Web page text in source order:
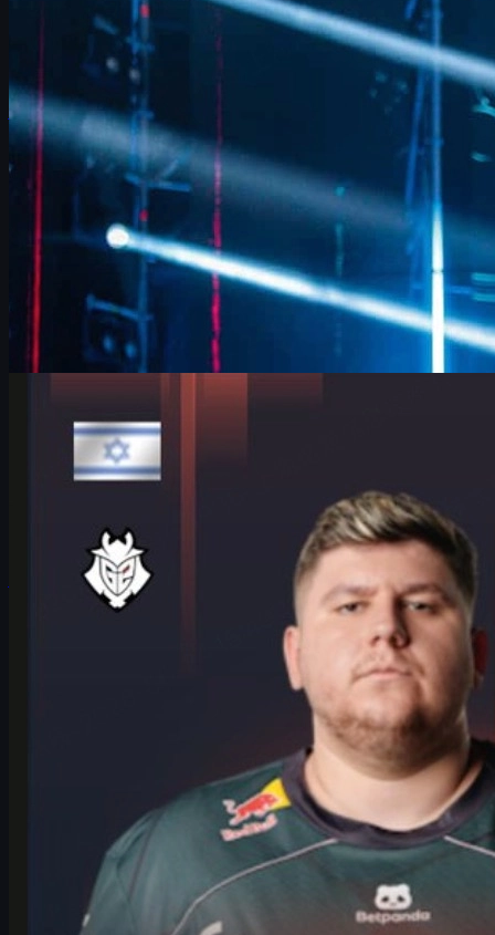
Entrevista a FalleN en IEM Cologne 2026: ajustes tácticos de
FURIA, duelo ante 9z, Overpass, evolución del equipo y cómo
viven su último baile en CS2.
junio 17, 2026
HeavyGod en el Major de Colonia: mentalidad, G2 y
skins CS2
Entrevista extendida a HeavyGod sobre el Major de Colonia con
G2, su rol de ancla, mentalidad competitiva y cómo mejorar tu
experiencia con skins CS2.
junio 17, 2026
porMichael